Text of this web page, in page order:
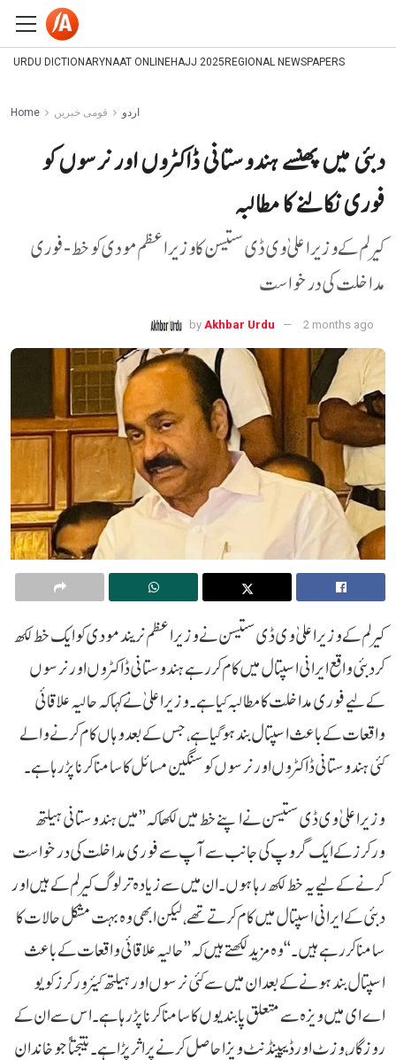
URDU DICTIONARYNAAT ONLINEHAJJ 2025 REGIONAL NEWSPAPERS
Home اردو قومی خبریں
دبئی میں پھنسے ہندوستانی ڈاکٹروں اور نرسوں کو
فوری نکالنے کا مطالبہ
کیرلم کے وزیر اعلیٰ وی ڈی ستیسن کا وزیر اعظم مودی کو خط -فوری
مداخلت کی درخواست
by Akhbar Urdu 2 months ago
کیرلم کے وزیر اعلیٰ وی ڈی ستیسن نے وزیر اعظم نریند مودی کو ایک خط لکھ
کر دبئی واقع ایرانی اسپتال میں کام کر رہے ہندوستانی ڈاکٹروں اور نرسوں
کے لیے فوری مداخلت کا مطالبہ کیا ہے۔ وزیر اعلیٰ نے کہا کہ حالیہ علاقائی
واقعات کے باعث اسپتال بند ہو گیا ہے، جس کے بعد وہاں کام کرنے والے
کئی ہندوستانی ڈاکٹروں اور نرسوں کو سنگین مسائل کا سامنا کرنا پڑ رہا ہے۔
وزیر اعلیٰ وی ڈی ستیسن نے اپنے خط میں لکھا کہ ’’میں ہندوستانی ہیلتھ
ورکرز کے ایک گروپ کی جانب سے آپ سے فوری مداخلت کی درخواست
کرنے کے لیے یہ خط لکھ رہا ہوں۔ ان میں سے زیادہ تر لوگ کیرلم کے ہیں اور
دبئی کے ایرانی اسپتال میں کام کرتے تھے، لیکن ابھی وہ بہت مشکل حالات کا
سامنا کر رہے ہیں۔‘‘ وہ مزید لکھتے ہیں کہ ’’حالیہ علاقائی واقعات کے باعث
اسپتال بند ہونے کے بعد ان میں سے کئی نرسوں اور ہیلتھ کیئر ورکرز کو یو
اے ای میں ویزہ سے متعلق پابندیوں کا سامنا کرنا پڑ رہا ہے۔ اس سے ان کے
روزگار، وزٹ اور ڈیپینڈنٹ ویزا حاصل کرنے پر اثر پڑا ہے۔ نتیجتاً جو خاندان